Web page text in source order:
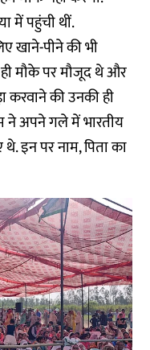
में पहुंची थीं.
खाने-पीने की भी
मौके पर मौजूद थे और
करवाने की उनकी ही
ने अपने गले में भारतीय
इन पर नाम, पिता का